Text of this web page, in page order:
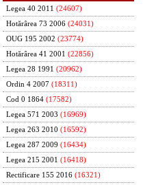
Legea 40 2011 (24607)
Hotărârea 73 2006 (24031)
OUG 195 2002 (23774)
Hotărârea 41 2001 (22856)
Legea 28 1991 (20962)
Ordin 4 2007 (18311)
Cod 0 1864 (17582)
Legea 571 2003 (16969)
Legea 263 2010 (16592)
Legea 287 2009 (16434)
Legea 215 2001 (16418)
Rectificare 155 2016 (16321)